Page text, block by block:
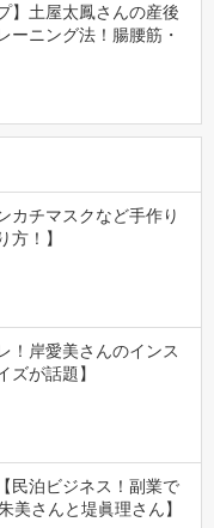
】土屋太鳳さんの産後
ーニング法！腸腰筋・
カチマスクなど手作り
方！】
！岸愛美さんのインス
ズが話題】
民泊ビジネス！副業で
美さんと堤眞理さん】